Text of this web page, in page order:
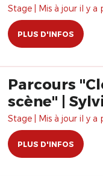
Stage | Mis à jour il y a
PLUS D'INFOS
Parcours
scène" |
Stage | Mis à jour il y a
PLUS D'INFOS